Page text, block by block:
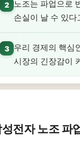
2
노조는 파업으로
손실이 날 수 있
3
우리 경제의 핵심
시장의 긴장감이
전자 노조 파